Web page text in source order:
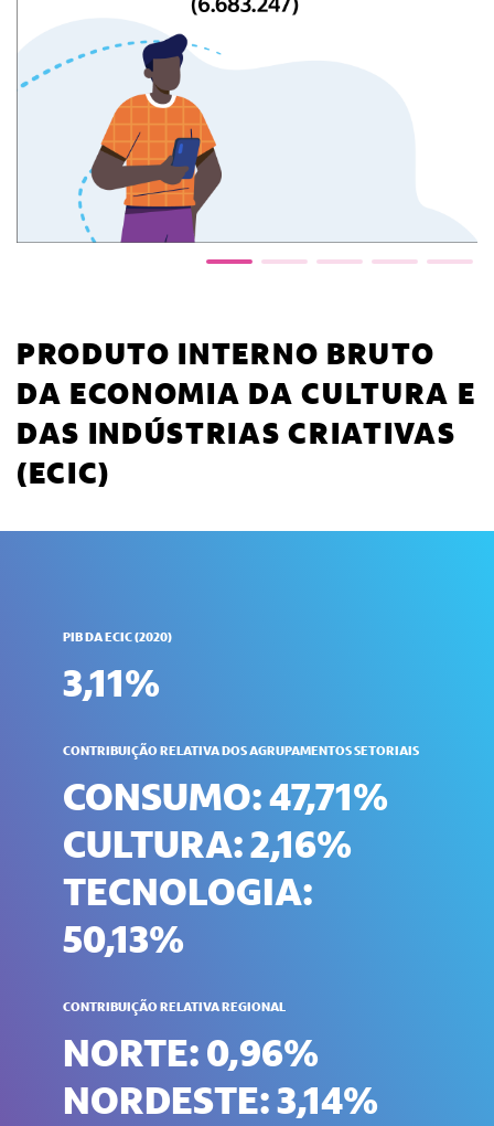
PRODUTO INTERNO BRUTO
DA ECONOMIA DA CULTURA E
DAS INDÚSTRIAS CRIATIVAS
(ECIC)
PIB DA ECIC (2020)
3,11%
CONTRIBUIÇÃO RELATIVA DOS AGRUPAMENTOS SETORIAIS
CONSUMO: 47,71%
CULTURA: 2,16%
TECNOLOGIA:
50,13%
CONTRIBUIÇÃO RELATIVA REGIONAL
NORTE: 0,96%
NORDESTE: 3,14%